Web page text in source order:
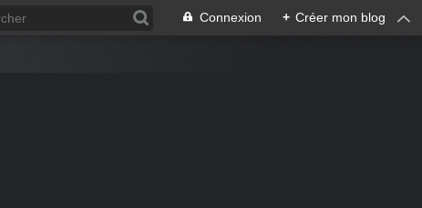
Connexion + Créer mon blog